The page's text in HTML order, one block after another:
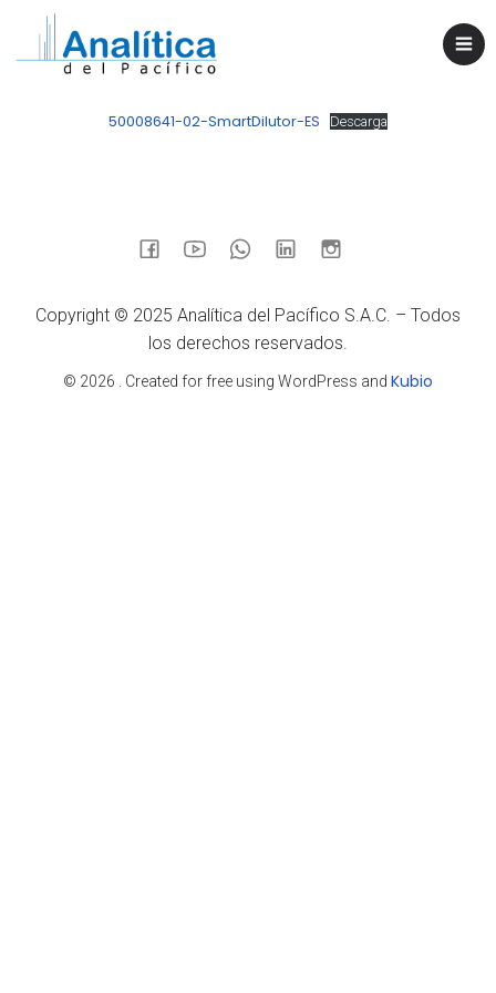
50008641-02-SmartDilutor-ES Descarga
Copyright © 2025 Analítica del Pacífico S.A.C. – Todos
los derechos reservados.
© 2026 . Created for free using WordPress and Kubio